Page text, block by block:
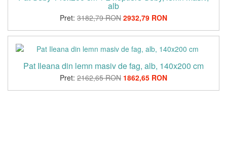
alb
Pret: 3182,79 RON 2932,79 RON
Pat Ileana din lemn masiv de fag, alb, 140x200 cm
Pret: 2162,65 RON 1862,65 RON